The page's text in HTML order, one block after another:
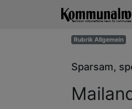
Rubrik Allgemein
Sparsam,